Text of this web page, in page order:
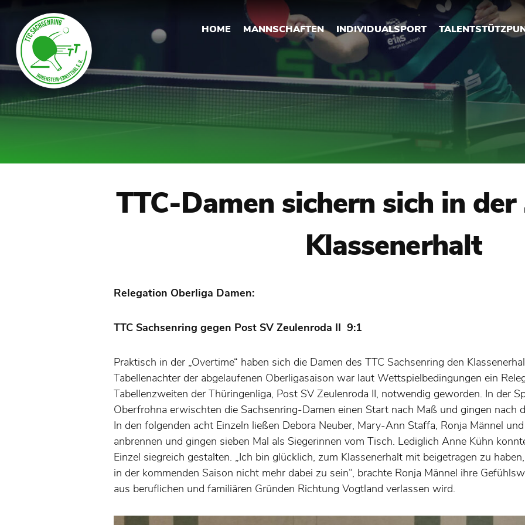
HOME MANNSCHAFTEN INDIVIDUALSPORT
TTC-Damen sichern sich in
Klassenerhalt
Relegation Oberliga Damen:
TTC Sachsenring gegen Post SV Zeulenroda II 9:1
Praktisch in der „Overtime“ haben sich die Damen des TTC Sachsenring den
Tabellenachter der abgelaufenen Oberligasaison war laut Wettspielbedingungen ein
Tabellenzweiten der Thüringenliga, Post SV Zeulenroda II, notwendig geworden. In der
Oberfrohna erwischten die Sachsenring-Damen einen Start nach Maß und gingen nach
In den folgenden acht Einzeln ließen Debora Neuber, Mary-Ann Staffa, Ronja Männel
anbrennen und gingen sieben Mal als Siegerinnen vom Tisch. Lediglich Anne Kühn
Einzel siegreich gestalten. „Ich bin glücklich, zum Klassenerhalt mit beigetragen zu
in der kommenden Saison nicht mehr dabei zu sein“, brachte Ronja Männel ihre
aus beruflichen und familiären Gründen Richtung Vogtland verlassen wird.